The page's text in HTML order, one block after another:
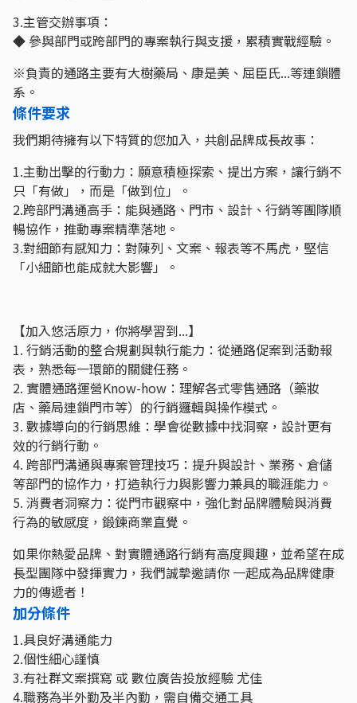
3.主管交辦事項：
◆ 參與部門或跨部門的專案執行與支援，累積實戰經驗。
※負責的通路主要有大樹藥局、康是美、屈臣氏...等連鎖體
系。
條件要求
我們期待擁有以下特質的您加入，共創品牌成長故事：
1.主動出擊的行動力：願意積極探索、提出方案，讓行銷不
只「有做」，而是「做到位」。
2.跨部門溝通高手：能與通路、門市、設計、行銷等團隊順
暢協作，推動專案精準落地。
3.對細節有感知力：對陳列、文案、報表等不馬虎，堅信
「小細節也能成就大影響」。
【加入悠活原力，你將學習到...】
1. 行銷活動的整合規劃與執行能力：從通路促案到活動報
表，熟悉每一環節的關鍵任務。
2. 實體通路運營Know-how：理解各式零售通路（藥妝
店、藥局連鎖門市等）的行銷邏輯與操作模式。
3. 數據導向的行銷思維：學會從數據中找洞察，設計更有
效的行銷行動。
4. 跨部門溝通與專案管理技巧：提升與設計、業務、倉儲
等部門的協作力，打造執行力與影響力兼具的職涯能力。
5. 消費者洞察力：從門市觀察中，強化對品牌體驗與消費
行為的敏感度，鍛鍊商業直覺。
如果你熱愛品牌、對實體通路行銷有高度興趣，並希望在成
長型團隊中發揮實力，我們誠摯邀請你 一起成為品牌健康
力的傳遞者！
加分條件
1.具良好溝通能力
2.個性細心謹慎
3.有社群文案撰寫 或 數位廣告投放經驗 尤佳
4.職務為半外勤及半內勤，需自備交通工具